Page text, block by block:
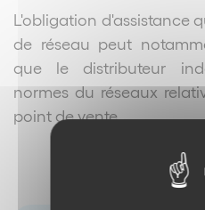
L'obligation d'assistance
de réseau peut
que le distributeur
normes du réseaux
point de vente.